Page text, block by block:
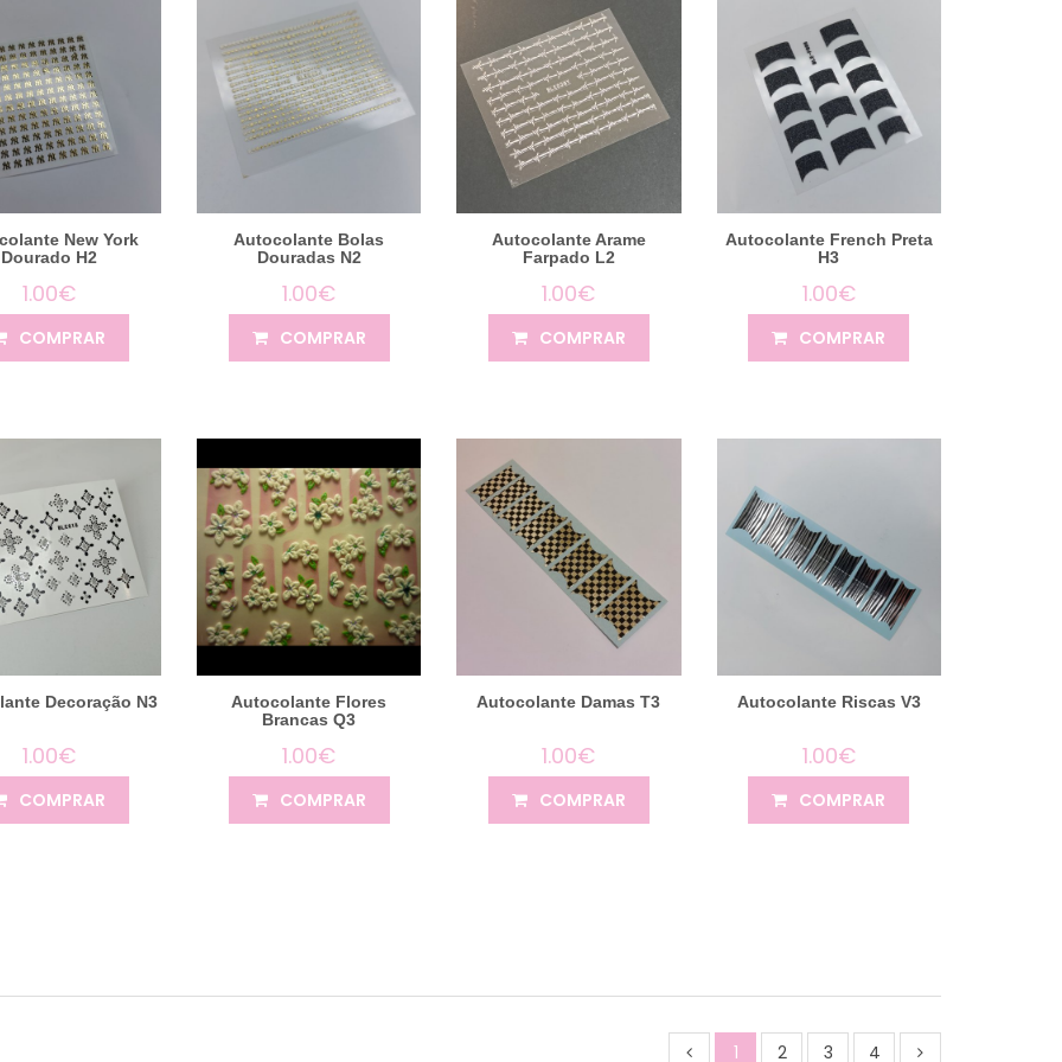
New York
Dourado H2
1.00€
COMPRAR
Autocolante Bolas
Douradas N2
1.00€
COMPRAR
Autocolante Arame
Farpado L2
1.00€
COMPRAR
Autocolante French Preta
H3
1.00€
COMPRAR
Decoração N3
1.00€
COMPRAR
Autocolante Flores
Brancas Q3
1.00€
COMPRAR
Autocolante Damas T3
1.00€
COMPRAR
Autocolante Riscas V3
1.00€
COMPRAR
1 2 3 4